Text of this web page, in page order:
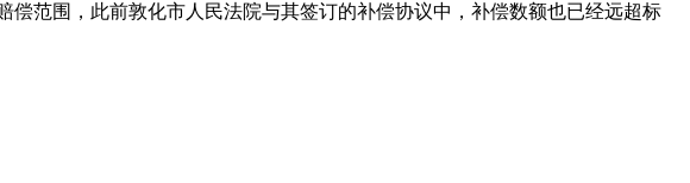
范围，此前敦化市人民法院与其签订的补偿协议中，补偿数额也已经远超标